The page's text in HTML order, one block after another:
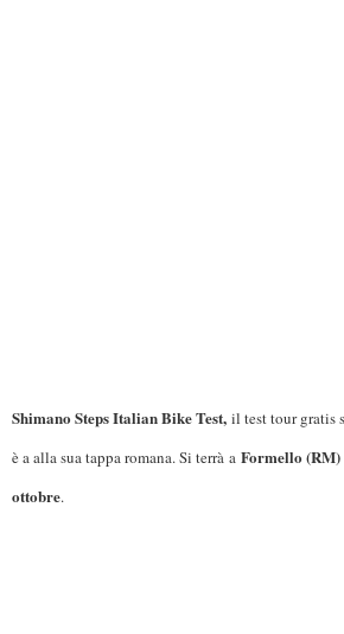
Shimano Steps Italian Bike Test, il test tour gratis
è a alla sua tappa romana. Si terrà a Formello (RM)
ottobre.